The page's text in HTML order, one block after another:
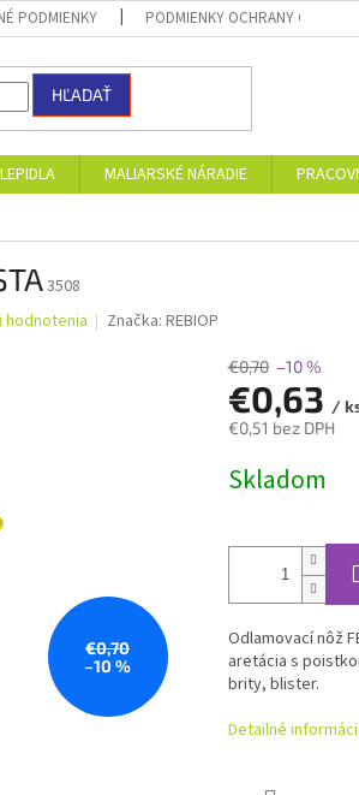
PODMIENKY PODMIENKY OCHRANY
HĽADAŤ
LEPIDLA MALIARSKÉ NÁRADIE
3508
Značka:REBIOP
€0,70
–10 %
€0,70 –10 %
€0,63 /
€0,51 bez DPH
cena:
Skladom
Odlamovací nôž
aretácia s
brity, blister.
Detailné